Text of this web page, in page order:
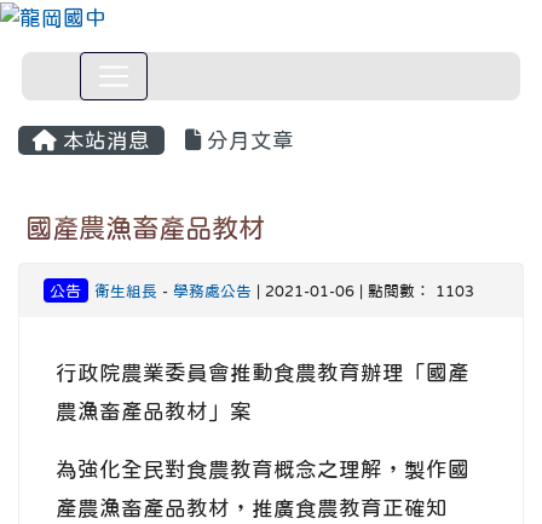
本站消息 分月文章
國產農漁畜產品教材
公告 衛生組長 - 學務處公告 | 2021-01-06 | 點閱數： 1103
行政院農業委員會推動食農教育辦理「國產
農漁畜產品教材」案
為強化全民對食農教育概念之理解，製作國
產農漁畜產品教材，推廣食農教育正確知